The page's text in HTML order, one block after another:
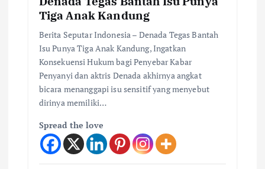
Tiga Anak Kandung
Berita Seputar Indonesia – Denada Tegas Bantah
Isu Punya Tiga Anak Kandung, Ingatkan
Konsekuensi Hukum bagi Penyebar Kabar
Penyanyi dan aktris Denada akhirnya angkat
bicara menanggapi isu sensitif yang menyebut
dirinya memiliki…
Spread the love